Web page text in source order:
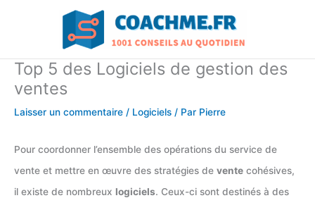
Top 5 des Logiciels de gestion des
ventes
Laisser un commentaire / Logiciels / Par Pierre
Pour coordonner l’ensemble des opérations du service de
vente et mettre en œuvre des stratégies de vente cohésives,
il existe de nombreux logiciels. Ceux-ci sont destinés à des